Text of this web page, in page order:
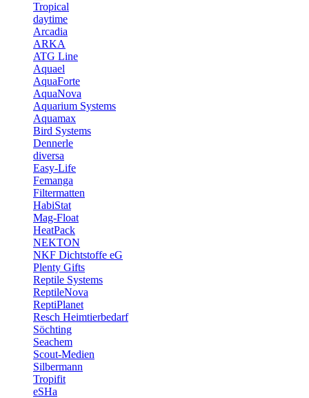
Tropical
daytime
Arcadia
ARKA
ATG Line
Aquael
AquaForte
AquaNova
Aquarium Systems
Aquamax
Bird Systems
Dennerle
diversa
Easy-Life
Femanga
Filtermatten
HabiStat
Mag-Float
HeatPack
NEKTON
NKF Dichtstoffe eG
Plenty Gifts
Reptile Systems
ReptileNova
ReptiPlanet
Resch Heimtierbedarf
Söchting
Seachem
Scout-Medien
Silbermann
Tropifit
eSHa